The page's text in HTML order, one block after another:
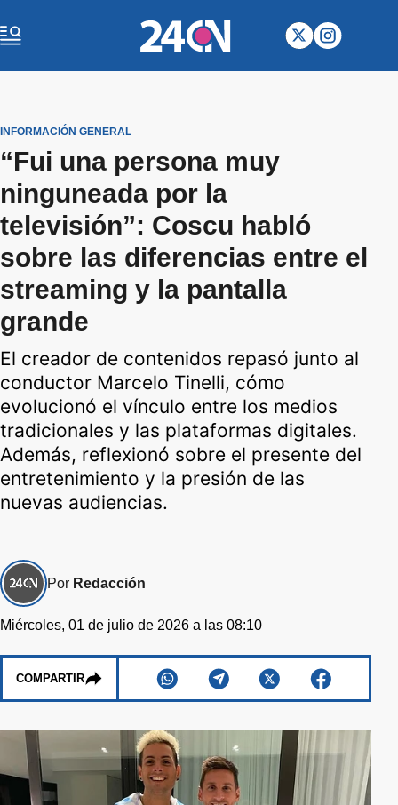
INFORMACIÓN GENERAL
“Fui una persona muy
ninguneada por la
televisión”: Coscu habló
sobre las diferencias entre el
streaming y la pantalla
grande
El creador de contenidos repasó junto al
conductor Marcelo Tinelli, cómo
evolucionó el vínculo entre los medios
tradicionales y las plataformas digitales.
Además, reflexionó sobre el presente del
entretenimiento y la presión de las
nuevas audiencias.
Por Redacción
Miércoles, 01 de julio de 2026 a las 08:10
COMPARTIR